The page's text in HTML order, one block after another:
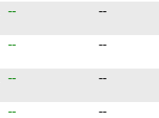
-- --
-- --
-- --
-- --